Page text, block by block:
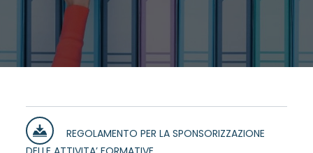
REGOLAMENTO PER LA SPONSORIZZAZIONE